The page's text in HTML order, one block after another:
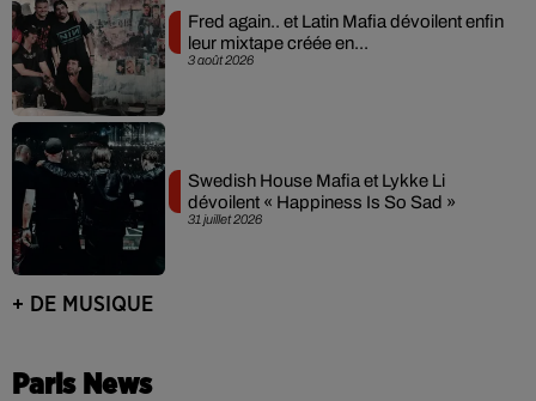
3 août 2026
Fred again.. et Latin Mafia dévoilent enfin
leur mixtape créée en...
31 juillet 2026
Swedish House Mafia et Lykke Li
dévoilent « Happiness Is So Sad »
+ DE MUSIQUE
Paris News